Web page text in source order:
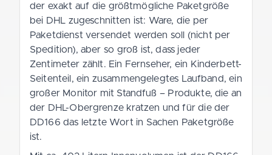
der exakt auf die größtmögliche Paketgröße
bei DHL zugeschnitten ist: Ware, die per
Paketdienst versendet werden soll (nicht per
Spedition), aber so groß ist, dass jeder
Zentimeter zählt. Ein Fernseher, ein Kinderbett-
Seitenteil, ein zusammengelegtes Laufband, ein
großer Monitor mit Standfuß – Produkte, die an
der DHL-Obergrenze kratzen und für die der
DD166 das letzte Wort in Sachen Paketgröße
ist.